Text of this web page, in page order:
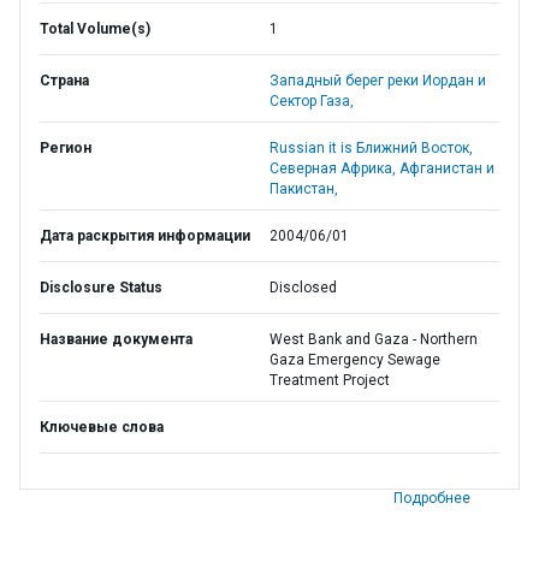
Total Volume(s) 1
Страна
Западный берег реки Иордан и
Сектор Газа,
Регион
Russian it is Ближний Восток,
Северная Африка, Афганистан и
Пакистан,
Дата раскрытия информации 2004/06/01
Disclosure Status Disclosed
Название документа
West Bank and Gaza - Northern
Gaza Emergency Sewage
Treatment Project
Ключевые слова
Подробнее